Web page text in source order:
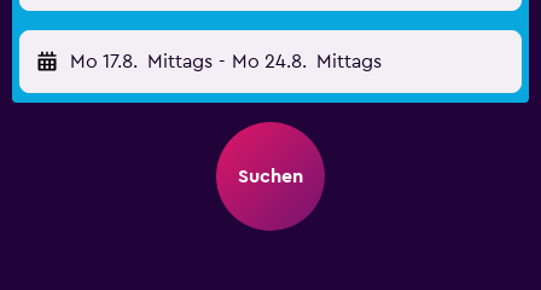
Mo 17.8. Mittags - Mo 24.8. Mittags
Suchen